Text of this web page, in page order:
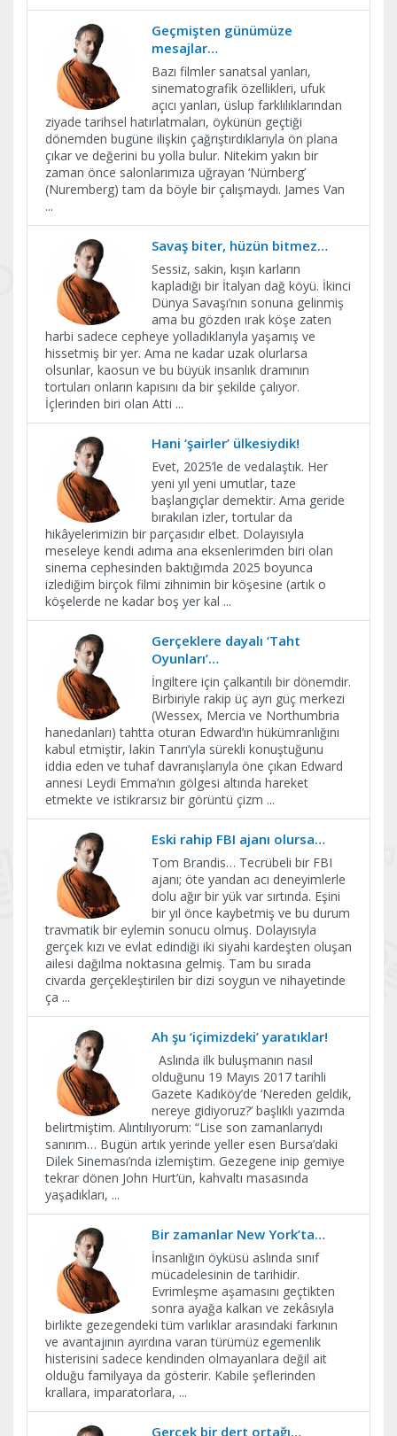
Geçmişten günümüze
mesajlar…
Bazı filmler sanatsal yanları,
sinematografik özellikleri, ufuk
açıcı yanları, üslup farklılıklarından
ziyade tarihsel hatırlatmaları, öykünün geçtiği
dönemden bugüne ilişkin çağrıştırdıklarıyla ön plana
çıkar ve değerini bu yolla bulur. Nitekim yakın bir
zaman önce salonlarımıza uğrayan ‘Nürnberg’
(Nuremberg) tam da böyle bir çalışmaydı. James Van
...
Savaş biter, hüzün bitmez…
Sessiz, sakin, kışın karların
kapladığı bir İtalyan dağ köyü. İkinci
Dünya Savaşı’nın sonuna gelinmiş
ama bu gözden ırak köşe zaten
harbi sadece cepheye yolladıklarıyla yaşamış ve
hissetmiş bir yer. Ama ne kadar uzak olurlarsa
olsunlar, kaosun ve bu büyük insanlık dramının
tortuları onların kapısını da bir şekilde çalıyor.
İçlerinden biri olan Atti ...
Hani ‘şairler’ ülkesiydik!
Evet, 2025’le de vedalaştık. Her
yeni yıl yeni umutlar, taze
başlangıçlar demektir. Ama geride
bırakılan izler, tortular da
hikâyelerimizin bir parçasıdır elbet. Dolayısıyla
meseleye kendi adıma ana eksenlerimden biri olan
sinema cephesinden baktığımda 2025 boyunca
izlediğim birçok filmi zihnimin bir köşesine (artık o
köşelerde ne kadar boş yer kal ...
Gerçeklere dayalı ‘Taht
Oyunları’…
İngiltere için çalkantılı bir dönemdir.
Birbiriyle rakip üç ayrı güç merkezi
(Wessex, Mercia ve Northumbria
hanedanları) tahtta oturan Edward’ın hükümranlığını
kabul etmiştir, lakin Tanrı’yla sürekli konuştuğunu
iddia eden ve tuhaf davranışlarıyla öne çıkan Edward
annesi Leydi Emma’nın gölgesi altında hareket
etmekte ve istikrarsız bir görüntü çizm ...
Eski rahip FBI ajanı olursa…
Tom Brandis… Tecrübeli bir FBI
ajanı; öte yandan acı deneyimlerle
dolu ağır bir yük var sırtında. Eşini
bir yıl önce kaybetmiş ve bu durum
travmatik bir eylemin sonucu olmuş. Dolayısıyla
gerçek kızı ve evlat edindiği iki siyahi kardeşten oluşan
ailesi dağılma noktasına gelmiş. Tam bu sırada
civarda gerçekleştirilen bir dizi soygun ve nihayetinde
ça ...
Ah şu ‘içimizdeki’ yaratıklar!
Aslında ilk buluşmanın nasıl
olduğunu 19 Mayıs 2017 tarihli
Gazete Kadıköy’de ‘Nereden geldik,
nereye gidiyoruz?’ başlıklı yazımda
belirtmiştim. Alıntılıyorum: “Lise son zamanlarıydı
sanırım… Bugün artık yerinde yeller esen Bursa’daki
Dilek Sineması’nda izlemiştim. Gezegene inip gemiye
tekrar dönen John Hurt’ün, kahvaltı masasında
yaşadıkları, ...
Bir zamanlar New York’ta…
İnsanlığın öyküsü aslında sınıf
mücadelesinin de tarihidir.
Evrimleşme aşamasını geçtikten
sonra ayağa kalkan ve zekâsıyla
birlikte gezegendeki tüm varlıklar arasındaki farkının
ve avantajının ayırdına varan türümüz egemenlik
histerisini sadece kendinden olmayanlara değil ait
olduğu familyaya da gösterir. Kabile şeflerinden
krallara, imparatorlara, ...
Gerçek bir dert ortağı…